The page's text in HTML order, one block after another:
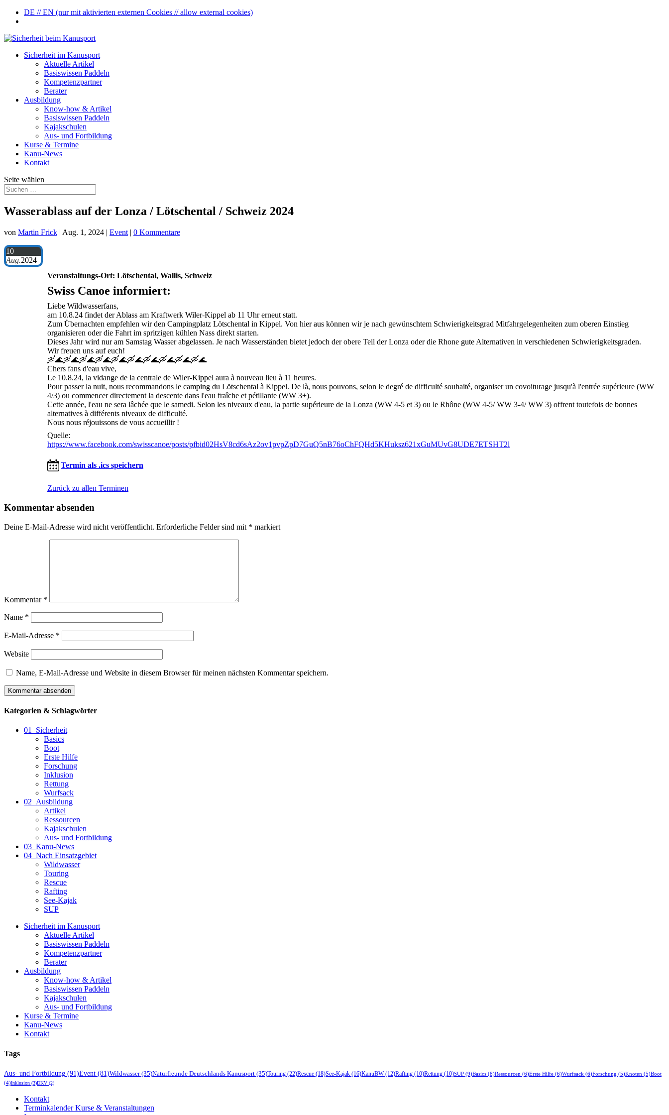
DE // EN (nur mit aktivierten externen Cookies // allow external cookies)
Sicherheit im Kanusport
Aktuelle Artikel
Basiswissen Paddeln
Kompetenzpartner
Berater
Ausbildung
Know-how & Artikel
Basiswissen Paddeln
Kajakschulen
Aus- und Fortbildung
Kurse & Termine
Kanu-News
Kontakt
Seite wählen
Wasserablass auf der Lonza / Lötschental / Schweiz 2024
von Martin Frick | Aug. 1, 2024 | Event | 0 Kommentare
10
Aug.2024
Veranstaltungs-Ort: Lötschental, Wallis, Schweiz
Swiss Canoe informiert:
Liebe Wildwasserfans,
am 10.8.24 findet der Ablass am Kraftwerk Wiler-Kippel ab 11 Uhr erneut statt.
Zum Übernachten empfehlen wir den Campingplatz Lötschental in Kippel. Von hier aus können wir je nach gewünschtem Schwierigkeitsgrad Mitfahrgelegenheiten zum oberen Einstieg
organisieren oder die Fahrt im spritzigen kühlen Nass direkt starten.
Dieses Jahr wird nur am Samstag Wasser abgelassen. Je nach Wasserständen bietet jedoch der obere Teil der Lonza oder die Rhone gute Alternativen in verschiedenen Schwierigkeitsgraden.
Wir freuen uns auf euch!
🛶🌊🛶🌊🛶🌊🛶🌊🛶🌊🛶🌊🛶🌊🛶🌊🛶🌊🛶🌊
Chers fans d'eau vive,
Le 10.8.24, la vidange de la centrale de Wiler-Kippel aura à nouveau lieu à 11 heures.
Pour passer la nuit, nous recommandons le camping du Lötschental à Kippel. De là, nous pouvons, selon le degré de difficulté souhaité, organiser un covoiturage jusqu'à l'entrée supérieure (WW
4/3) ou commencer directement la descente dans l'eau fraîche et pétillante (WW 3+).
Cette année, l'eau ne sera lâchée que le samedi. Selon les niveaux d'eau, la partie supérieure de la Lonza (WW 4-5 et 3) ou le Rhône (WW 4-5/ WW 3-4/ WW 3) offrent toutefois de bonnes
alternatives à différents niveaux de difficulté.
Nous nous réjouissons de vous accueillir !
Quelle:
https://www.facebook.com/swisscanoe/posts/pfbid02HsV8cd6sAz2ov1pvpZpD7GuQ5nB76oChFQHd5KHuksz621xGuMUvG8UDE7ETSHT2l
Termin als .ics speichern
Zurück zu allen Terminen
Kommentar absenden
Deine E-Mail-Adresse wird nicht veröffentlicht. Erforderliche Felder sind mit * markiert
Kommentar *
Name *
E-Mail-Adresse *
Website
Name, E-Mail-Adresse und Website in diesem Browser für meinen nächsten Kommentar speichern.
Kategorien & Schlagwörter
01_Sicherheit
Basics
Boot
Erste Hilfe
Forschung
Inklusion
Rettung
Wurfsack
02_Ausbildung
Artikel
Ressourcen
Kajakschulen
Aus- und Fortbildung
03_Kanu-News
04_Nach Einsatzgebiet
Wildwasser
Touring
Rescue
Rafting
See-Kajak
SUP
Sicherheit im Kanusport
Aktuelle Artikel
Basiswissen Paddeln
Kompetenzpartner
Berater
Ausbildung
Know-how & Artikel
Basiswissen Paddeln
Kajakschulen
Aus- und Fortbildung
Kurse & Termine
Kanu-News
Kontakt
Tags
Aus- und Fortbildung (91)Event (81)Wildwasser(35)Naturfreunde Deutschlands Kanusport (35)Touring (22)Rescue (18)See-Kajak (16)KanuBW(12)Rafting (10)Rettung (10)SUP (9)Basics (8)Ressourcen (6)Erste Hilfe (6)Wurfsack (6)Forschung (5)Knoten (5)Boot
(4)Inklusion (3)DKV (2)
Kontakt
Terminkalender Kurse & Veranstaltungen